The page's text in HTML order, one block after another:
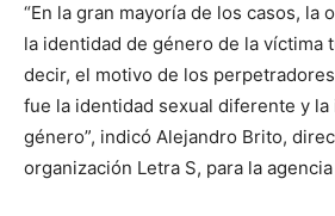
“En la gran mayoría de los casos, la
la identidad de género de la víctima
decir, el motivo de los
fue la identidad sexual diferente y la
género”, indicó Alejandro Brito,
organización Letra S, para la